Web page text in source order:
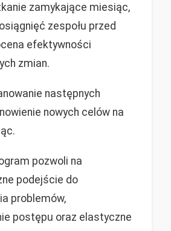
zamykające miesiąc,
zespołu przed
efektywności
zmian.
następnych
nowych celów na
pozwoli na
podejście do
problemów,
postępu oraz elastyczne